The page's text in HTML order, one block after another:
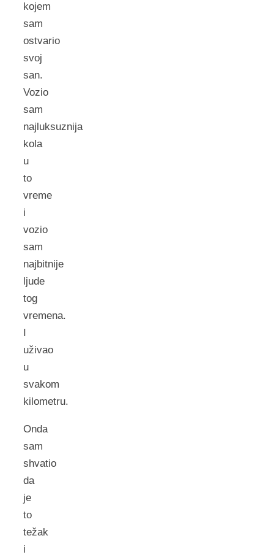
kojem
sam
ostvario
svoj
san.
Vozio
sam
najluksuznija
kola
u
to
vreme
i
vozio
sam
najbitnije
ljude
tog
vremena.
I
uživao
u
svakom
kilometru.
Onda
sam
shvatio
da
je
to
težak
i